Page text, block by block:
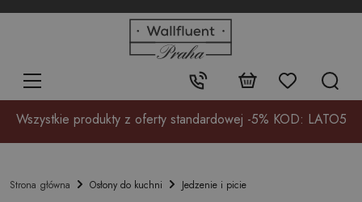
Kontakt:
+48
17
Wszystkie produkty z oferty standardowej -5% KOD: LATO5
Strona główna Osłony do kuchni Jedzenie i picie